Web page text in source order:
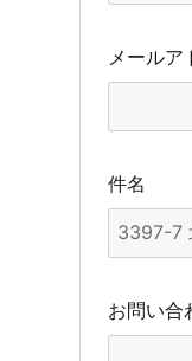
メールア
件名
お問い合